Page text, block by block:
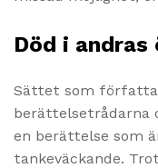
Död i andras
Sättet som
berättelsetrådarna
en berättelse som
tankeväckande.